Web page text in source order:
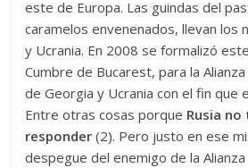
este de Europa. Las guindas del
caramelos envenenados, llevan los
y Ucrania. En 2008 se formalizó
Cumbre de Bucarest, para la
de Georgia y Ucrania con el fin que
Entre otras cosas porque Rusia no
responder (2). Pero justo en ese
despegue del enemigo de la